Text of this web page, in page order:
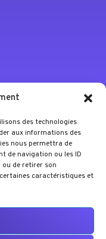
des technologies
aux informations des
nous permettra de
de navigation ou les ID
ou de retirer son
caractéristiques et